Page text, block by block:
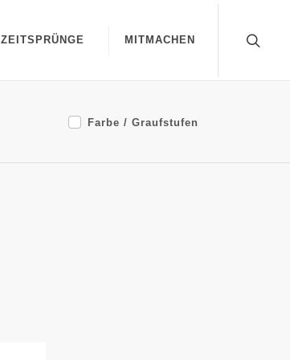
ZEITSPRÜNGE MITMACHEN
Farbe / Graufstufen